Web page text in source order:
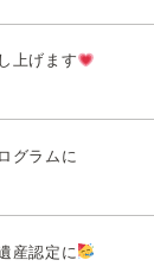
上げます
グラムに
産認定に